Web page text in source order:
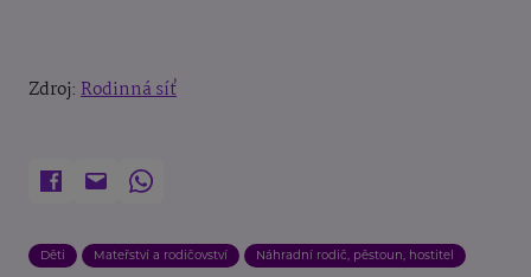
Zdroj: Rodinná síť
Děti Mateřství a rodičovství Náhradní rodič, pěstoun, hostitel